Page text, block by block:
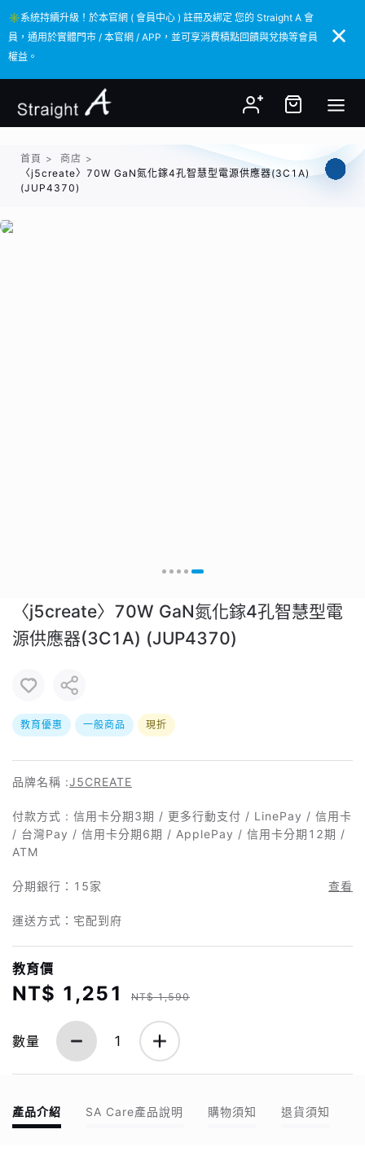
✳️系統持續升級！於本官網 ( 會員中心 ) 註冊及綁定 您的 Straight A 會
員，通用於實體門市 / 本官網 / APP，並可享消費積點回饋與兌換等會員
權益。
✳️系統持續升級！於本官網 ( 會員中心 ) 註冊及綁定 您的 Straight A 會
員，通用於實體門市 / 本官網 / APP，並可享消費積點回饋與兌換等會員
權益。
首頁 > 商店 >
〈j5create〉70W GaN氮化鎵4孔智慧型電源供應器(3C1A)
(JUP4370)
〈j5create〉70W GaN氮化鎵4孔智慧型電
源供應器(3C1A) (JUP4370)
教育優惠 一般商品 現折
品牌名稱 :J5CREATE
付款方式 : 信用卡分期3期 / 更多行動支付 / LinePay / 信用卡
/ 台灣Pay / 信用卡分期6期 / ApplePay / 信用卡分期12期 /
ATM
分期銀行： 15家 查看
運送方式：宅配到府
教育價
NT$ 1,251 NT$ 1,590
數量 1
產品介紹 SA Care產品說明 購物須知 退貨須知